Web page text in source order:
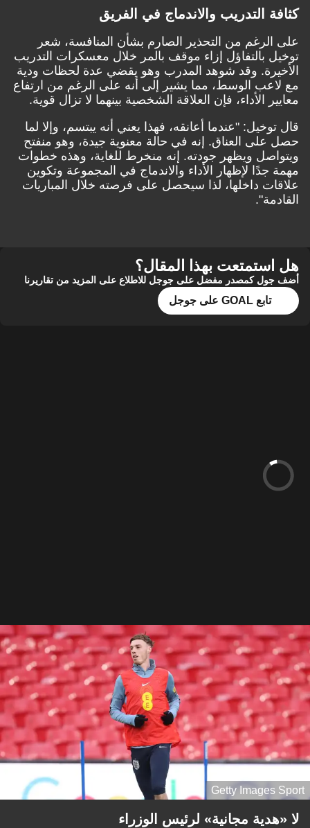
كثافة التدريب والاندماج في الفريق
على الرغم من التحذير الصارم بشأن المنافسة، شعر
توخيل بالتفاؤل إزاء موقف بالمر خلال معسكرات التدريب
الأخيرة. وقد شوهد المدرب وهو يقضي عدة لحظات ودية
مع لاعب الوسط، مما يشير إلى أنه على الرغم من ارتفاع
معايير الأداء، فإن العلاقة الشخصية بينهما لا تزال قوية.
قال توخيل: "عندما أعانقه، فهذا يعني أنه يبتسم، وإلا لما
حصل على العناق. إنه في حالة معنوية جيدة، وهو منفتح
ويتواصل ويظهر جودته. إنه منخرط للغاية، وهذه خطوات
مهمة جدًا لإظهار الأداء والاندماج في المجموعة وتكوين
علاقات داخلها، لذا سيحصل على فرصته خلال المباريات
القادمة".
هل استمتعت بهذا المقال؟
أضف جول كمصدر مفضل على جوجل للاطلاع على المزيد من تقاريرنا
تابع GOAL على جوجل
Getty Images Sport
لا «هدية مجانية» لرئيس الوزراء